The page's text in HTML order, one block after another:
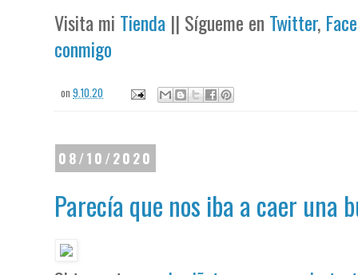
Visita mi Tienda || Sígueme en Twitter,
conmigo
on9.10.20
08/10/2020
Parecía que nos iba a caer una